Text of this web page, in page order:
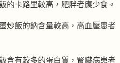
的卡路里較高，肥胖者應少食。
炒飯的鈉含量較高，高血壓患者
含有較多的蛋白質，腎臟病患者